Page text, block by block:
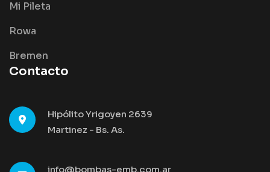
Mi Pileta
Rowa
Bremen
Contacto
Hipólito Yrigoyen 2639
Martinez - Bs. As.
info@bombas-emb.com.ar